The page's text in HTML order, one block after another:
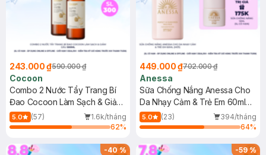
243.000 ₫590.000 ₫
Cocoon
Combo 2 Nước Tẩy Trang Bí
Đao Cocoon Làm Sạch & Giảm
Dầu 500ml
5.0 (57)
1.6k/tháng
62%
449.000 ₫702.000 ₫
Anessa
Sữa Chống Nắng Anessa Cho
Da Nhạy Cảm & Trẻ Em 60ml
(Mới)
5.0 (23)
394/tháng
64%
-40% -59%